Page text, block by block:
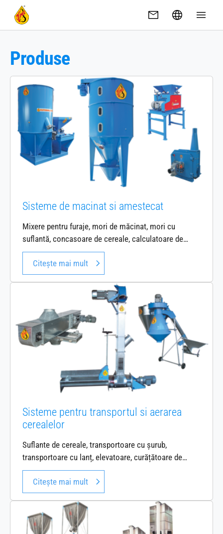
Produse
Sisteme de macinat si amestecat
Mixere pentru furaje, mori de măcinat, mori cu
suflantă, concasoare de cereale, calculatoare de…
Citește mai mult
Sisteme pentru transportul si aerarea
cerealelor
Suflante de cereale, transportoare cu șurub,
transportoare cu lanț, elevatoare, curățătoare de…
Citește mai mult